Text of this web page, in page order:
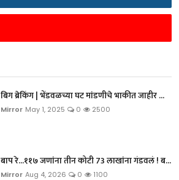
बिग ब्रेकिंग | भेंडवळच्या घट मांडणीचे भाकीत जाहीर ...
Mirror May 1, 2025 0 2500
बाप रे...११७ जणांना तीन कोटी 73 लाखांना गंडवलं ! ब...
Mirror Aug 4, 2026 0 1100